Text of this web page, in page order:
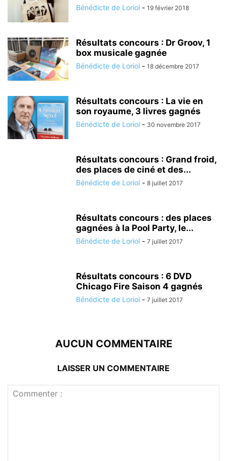
Bénédicte de Loriol - 19 février 2018
Résultats concours : Dr Groov, 1
box musicale gagnée
Bénédicte de Loriol - 18 décembre 2017
Résultats concours : La vie en
son royaume, 3 livres gagnés
Bénédicte de Loriol - 30 novembre 2017
Résultats concours : Grand froid,
des places de ciné et des...
Bénédicte de Loriol - 8 juillet 2017
Résultats concours : des places
gagnées à la Pool Party, le...
Bénédicte de Loriol - 7 juillet 2017
Résultats concours : 6 DVD
Chicago Fire Saison 4 gagnés
Bénédicte de Loriol - 7 juillet 2017
AUCUN COMMENTAIRE
LAISSER UN COMMENTAIRE